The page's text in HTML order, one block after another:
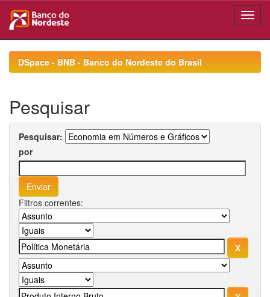
navigationDSpace - BNB - Banco do Nordeste do Brasil
Pesquisar
Pesquisar:
por
Filtros correntes: